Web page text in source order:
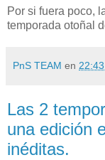
Por si fuera poco,
temporada otoñal
PnS TEAM en 22:43
Las 2
una edición
inéditas.